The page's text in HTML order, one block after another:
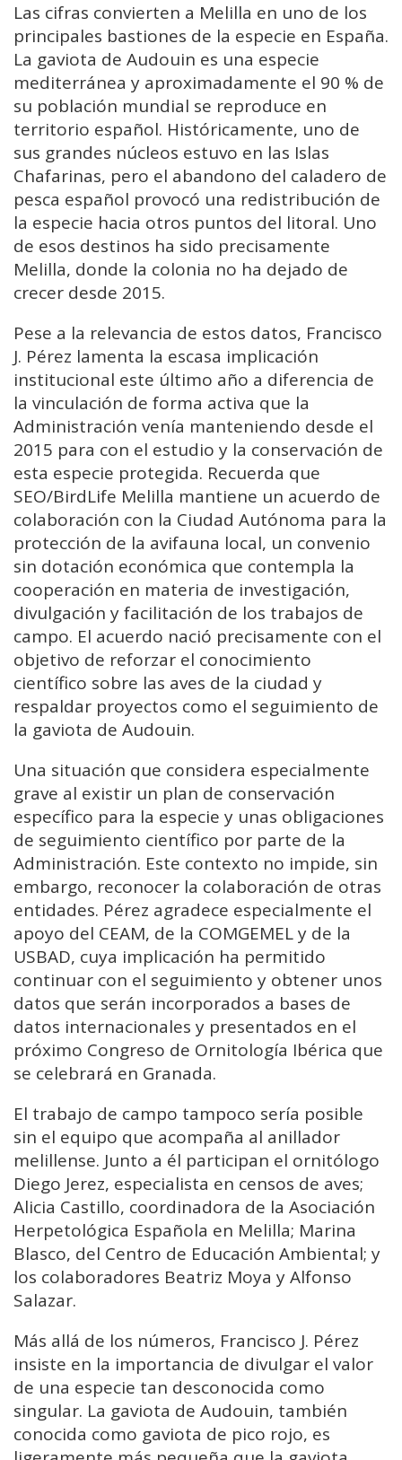
Las cifras convierten a Melilla en uno de los
principales bastiones de la especie en España.
La gaviota de Audouin es una especie
mediterránea y aproximadamente el 90 % de
su población mundial se reproduce en
territorio español. Históricamente, uno de
sus grandes núcleos estuvo en las Islas
Chafarinas, pero el abandono del caladero de
pesca español provocó una redistribución de
la especie hacia otros puntos del litoral. Uno
de esos destinos ha sido precisamente
Melilla, donde la colonia no ha dejado de
crecer desde 2015.
Pese a la relevancia de estos datos, Francisco
J. Pérez lamenta la escasa implicación
institucional este último año a diferencia de
la vinculación de forma activa que la
Administración venía manteniendo desde el
2015 para con el estudio y la conservación de
esta especie protegida. Recuerda que
SEO/BirdLife Melilla mantiene un acuerdo de
colaboración con la Ciudad Autónoma para la
protección de la avifauna local, un convenio
sin dotación económica que contempla la
cooperación en materia de investigación,
divulgación y facilitación de los trabajos de
campo. El acuerdo nació precisamente con el
objetivo de reforzar el conocimiento
científico sobre las aves de la ciudad y
respaldar proyectos como el seguimiento de
la gaviota de Audouin.
Una situación que considera especialmente
grave al existir un plan de conservación
específico para la especie y unas obligaciones
de seguimiento científico por parte de la
Administración. Este contexto no impide, sin
embargo, reconocer la colaboración de otras
entidades. Pérez agradece especialmente el
apoyo del CEAM, de la COMGEMEL y de la
USBAD, cuya implicación ha permitido
continuar con el seguimiento y obtener unos
datos que serán incorporados a bases de
datos internacionales y presentados en el
próximo Congreso de Ornitología Ibérica que
se celebrará en Granada.
El trabajo de campo tampoco sería posible
sin el equipo que acompaña al anillador
melillense. Junto a él participan el ornitólogo
Diego Jerez, especialista en censos de aves;
Alicia Castillo, coordinadora de la Asociación
Herpetológica Española en Melilla; Marina
Blasco, del Centro de Educación Ambiental; y
los colaboradores Beatriz Moya y Alfonso
Salazar.
Más allá de los números, Francisco J. Pérez
insiste en la importancia de divulgar el valor
de una especie tan desconocida como
singular. La gaviota de Audouin, también
conocida como gaviota de pico rojo, es